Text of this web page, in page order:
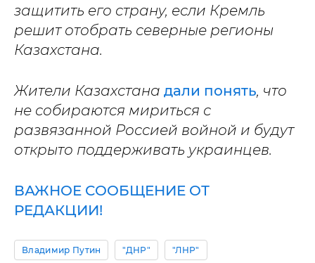
защитить его страну, если Кремль
решит отобрать северные регионы
Казахстана.
Жители Казахстана дали понять, что
не собираются мириться с
развязанной Россией войной и будут
открыто поддерживать украинцев.
ВАЖНОЕ СООБЩЕНИЕ ОТ
РЕДАКЦИИ!
Владимир Путин "ДНР" "ЛНР"